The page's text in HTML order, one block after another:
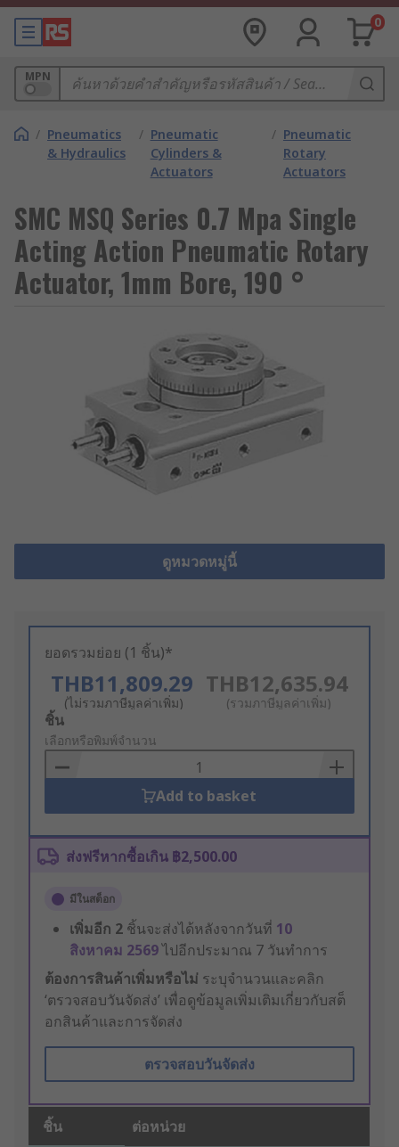
0
MPN
/ Pneumatics
& Hydraulics
/ Pneumatic
Cylinders &
Actuators
/ Pneumatic
Rotary
Actuators
SMC MSQ Series 0.7 Mpa Single
Acting Action Pneumatic Rotary
Actuator, 1mm Bore, 190 °
ดูหมวดหมู่นี้
ยอดรวมย่อย (1 ชิ้น)*
THB11,809.29
(ไม่รวมภาษีมูลค่าเพิ่ม)
THB12,635.94
(รวมภาษีมูลค่าเพิ่ม)
Add
to
Basket
ชิ้น
เลือกหรือพิมพ์จำนวน
Add to basket
ส่งฟรีหากซื้อเกิน ฿2,500.00
มีในสต็อก
เพิ่มอีก 2 ชิ้นจะส่งได้หลังจากวันที่ 10
สิงหาคม 2569ไปอีกประมาณ 7 วันทำการ
ต้องการสินค้าเพิ่มหรือไม่ ระบุจำนวนและคลิก
‘ตรวจสอบวันจัดส่ง’ เพื่อดูข้อมูลเพิ่มเติมเกี่ยวกับสต็
อกสินค้าและการจัดส่ง
ตรวจสอบวันจัดส่ง
ชิ้น ต่อหน่วย